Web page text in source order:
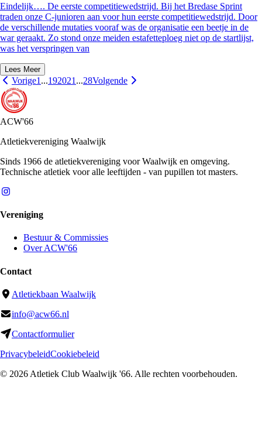
Eindelijk…. De eerste competitiewedstrijd. Bij het Bredase Sprint
traden onze C-junioren aan voor hun eerste competitiewedstrijd. Door
de verschillende mutaties vooraf was de organisatie een beetje in de
war geraakt. Zo stond onze meiden estafetteploeg niet op de startlijst,
was het verspringen van
Lees Meer
Vorige1 ...192021 ...28Volgende
ACW'66
Atletiekvereniging Waalwijk
Sinds 1966 de atletiekvereniging voor Waalwijk en omgeving.
Technische atletiek voor alle leeftijden - van pupillen tot masters.
Vereniging
Bestuur & Commissies
Over ACW'66
Contact
Atletiekbaan Waalwijk
info@acw66.nl
Contactformulier
PrivacybeleidCookiebeleid
© 2026 Atletiek Club Waalwijk '66. Alle rechten voorbehouden.